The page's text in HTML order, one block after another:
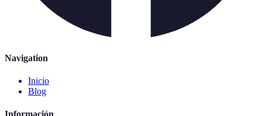
Navigation
Inicio
Blog
Información